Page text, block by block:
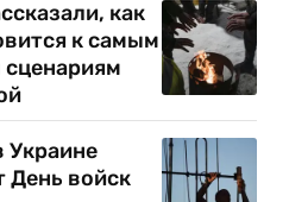
как
к самым
Украине
День войск